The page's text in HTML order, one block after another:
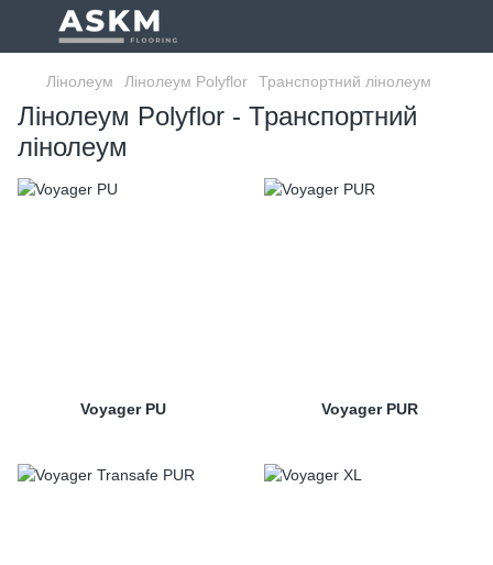
Лінолеум Лінолеум Polyflor Транспортний лінолеум
Лінолеум Polyflor - Транспортний
лінолеум
Voyager PU Voyager PUR